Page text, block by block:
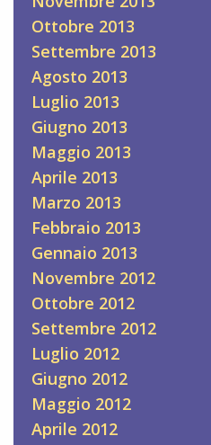
Ottobre 2013
Settembre 2013
Agosto 2013
Luglio 2013
Giugno 2013
Maggio 2013
Aprile 2013
Marzo 2013
Febbraio 2013
Gennaio 2013
Novembre 2012
Ottobre 2012
Settembre 2012
Luglio 2012
Giugno 2012
Maggio 2012
Aprile 2012